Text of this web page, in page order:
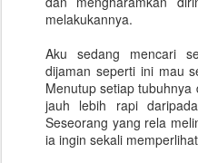
melakukannya.
Aku sedang mencari
dijaman seperti ini mau
Menutup setiap
jauh lebih rapi
Seseorang yang rela
ia ingin sekali